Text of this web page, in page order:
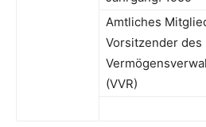
Amtliches
Vorsitzender des
(VVR)